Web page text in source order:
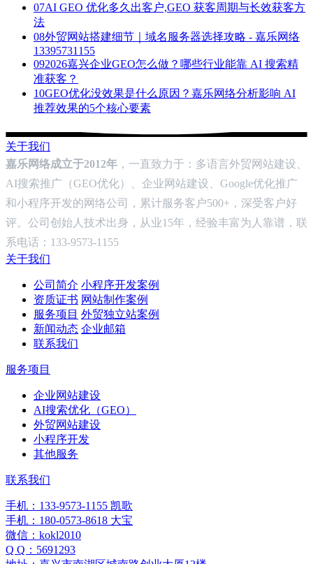
07AI GEO 优化多久出客户,GEO 获客周期与长效获客方
法
08外贸网站搭建细节｜域名服务器选择攻略 - 嘉乐网络
13395731155
092026嘉兴企业GEO怎么做？哪些行业能靠 AI 搜索精
准获客？
10GEO优化没效果是什么原因？嘉乐网络分析影响 AI
推荐效果的5个核心要素
关于我们
嘉乐网络成立于2012年 ，一直致力于：多语言外贸网站建设、
AI搜索推广（GEO优化）、企业网站建设、Google优化推广
和小程序开发的网络公司，累计服务客户500+，深受客户好
评。公司创始人技术出身，从业15年，经验丰富为人靠谱，联
系电话：133-9573-1155
关于我们
公司简介 小程序开发案例
资质证书 网站制作案例
服务项目 外贸独立站案例
新闻动态 企业邮箱
联系我们
服务项目
企业网站建设
AI搜索优化（GEO）
外贸网站建设
小程序开发
其他服务
联系我们
手机：133-9573-1155 凯歌
手机：180-0573-8618 大宝
微信：kokl2010
Q Q：5691293